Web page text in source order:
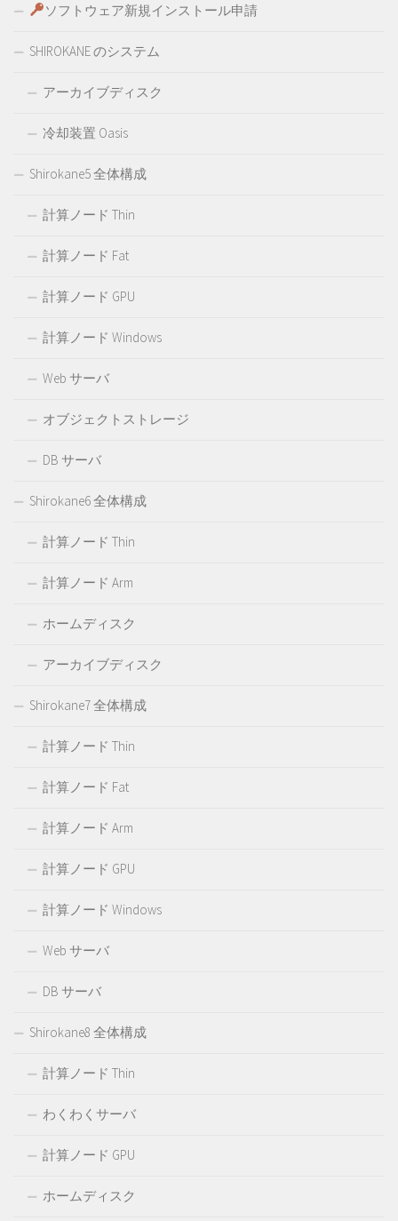
ソフトウェア新規インストール申請
SHIROKANE のシステム
アーカイブディスク
冷却装置 Oasis
Shirokane5 全体構成
計算ノード Thin
計算ノード Fat
計算ノード GPU
計算ノード Windows
Web サーバ
オブジェクトストレージ
DB サーバ
Shirokane6 全体構成
計算ノード Thin
計算ノード Arm
ホームディスク
アーカイブディスク
Shirokane7 全体構成
計算ノード Thin
計算ノード Fat
計算ノード Arm
計算ノード GPU
計算ノード Windows
Web サーバ
DB サーバ
Shirokane8 全体構成
計算ノード Thin
わくわくサーバ
計算ノード GPU
ホームディスク